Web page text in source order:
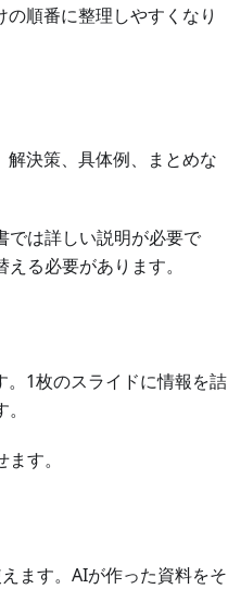
順番に整理しやすくなり
決策、具体例、まとめな
では詳しい説明が必要で
る必要があります。
1枚のスライドに情報を詰
す。
ます。AIが作った資料をそ